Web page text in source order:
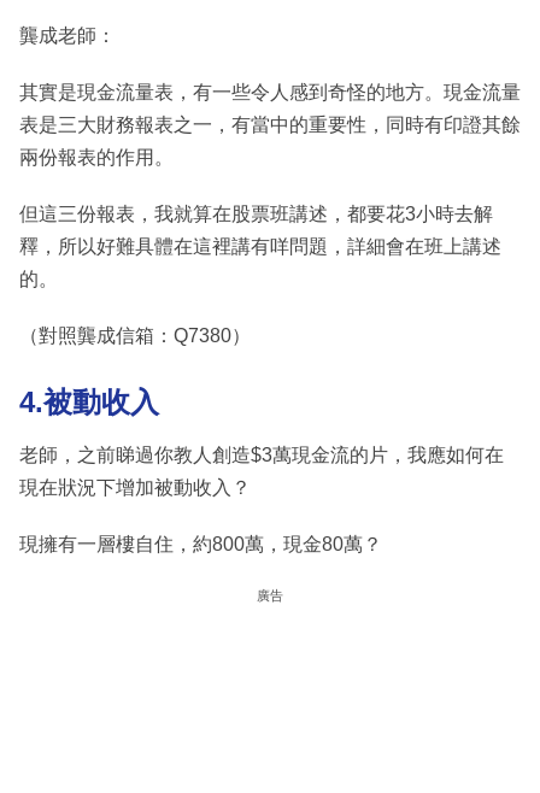
龔成老師：
其實是現金流量表，有一些令人感到奇怪的地方。現金流量
表是三大財務報表之一，有當中的重要性，同時有印證其餘
兩份報表的作用。
但這三份報表，我就算在股票班講述，都要花3小時去解
釋，所以好難具體在這裡講有咩問題，詳細會在班上講述
的。
（對照龔成信箱：Q7380）
4.被動收入
老師，之前睇過你教人創造$3萬現金流的片，我應如何在
現在狀況下增加被動收入？
現擁有一層樓自住，約800萬，現金80萬？
廣告